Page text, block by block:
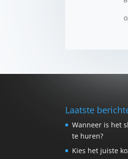
Laatste
Wanneer is het
te huren?
Kies het juiste